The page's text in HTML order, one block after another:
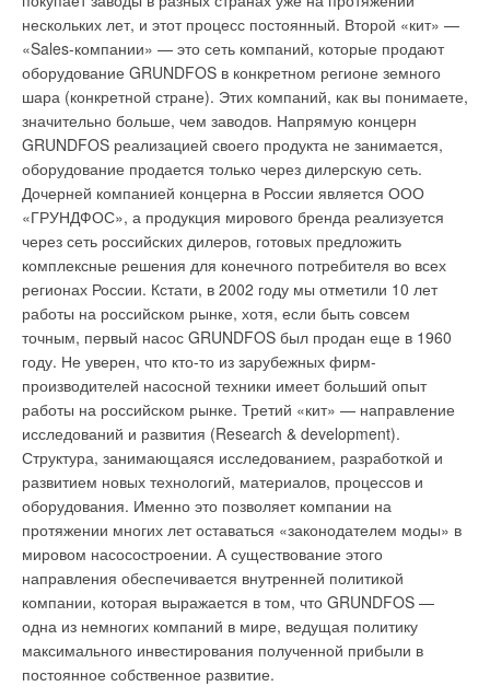
нескольких лет, и этот процесс постоянный. Второй «кит» —
«Sales-компании» — это сеть компаний, которые продают
оборудование GRUNDFOS в конкретном регионе земного
шара (конкретной стране). Этих компаний, как вы понимаете,
значительно больше, чем заводов. Напрямую концерн
GRUNDFOS реализацией своего продукта не занимается,
оборудование продается только через дилерскую сеть.
Дочерней компанией концерна в России является ООО
«ГРУНДФОС», а продукция мирового бренда реализуется
через сеть российских дилеров, готовых предложить
комплексные решения для конечного потребителя во всех
регионах России. Кстати, в 2002 году мы отметили 10 лет
работы на российском рынке, хотя, если быть совсем
точным, первый насос GRUNDFOS был продан еще в 1960
году. Не уверен, что кто-то из зарубежных фирм-
производителей насосной техники имеет больший опыт
работы на российском рынке. Третий «кит» — направление
исследований и развития (Research & development).
Структура, занимающаяся исследованием, разработкой и
развитием новых технологий, материалов, процессов и
оборудования. Именно это позволяет компании на
протяжении многих лет оставаться «законодателем моды» в
мировом насосостроении. А существование этого
направления обеспечивается внутренней политикой
компании, которая выражается в том, что GRUNDFOS —
одна из немногих компаний в мире, ведущая политику
максимального инвестирования полученной прибыли в
постоянное собственное развитие.
бойлерами серий LogaluxL, LogaluxSU и LogaluxST.
Необычные, а можно сказать и уникальные в своем роде,
котлы марки Carborobot, работающие на буром угле,
показала компания Carborobot Co. Ltd (Венгрия). Эти котлы
дают возможность постоянного, автоматически
регулируемого отопления квартир, школ, больниц, заводов,
теплиц. У котлов Carborobot уголь помещен в большой
резервуар. Его размер меняется в зависимости от типа
котла. В резервуар котлов меньшей мощности (15–40 кВт)
входит такое количество угля, которое в течение нескольких
дней обеспечивает непрерывную работу на максимальной
мощности.
У котлов большей мощности это время сокращается до 10–
20 ч. Из резервуара уголь попадает на периодически
вращающуюся колосниковую решетку, где сгорает под
контролем блока управления в автоматическом режиме.
Шлаки попадают на зольник. Размер зольника рассчитан на
принятие шлаков в количестве, возникающем при сгорании
целого резервуара угля. Горячий дымовой газ через
теплообменник подогревает воду.
Специальный вентилятор направляет дым в трубу, поэтому
тяга не влияет на работу оборудования. Даже если котел
простоял несколько дней в пассивном режиме, возгорание
происходит автоматически. Поэтому зажечь котел достаточно
лишь раз в году. Котел не требует постоянного присмотра,
только время от времени необходимо загружать уголь и
очищать котел от сажи и шлаков. Установленное качество
кондиционерами, спрашивают: почему кондиционер
потребляет 1 кВт электроэнергии, а выдавать может 3–4 кВт?
Получается, что КПД больше единицы. На самом деле,
кондиционер делит воздух на теплую и холодную части, для
чего и используется электроэнергия: в помещении воздух
охлаждается, а на улице воздух точно на такое же
количество теплоты нагревается.
Одной из основных задач кондиционеров сегодня является
сокращение электроэнергии. Как сделать работу
кондиционера более эффективной? У многих специалистов
возникала идея сделать кондиционер, работающий не по
принципу тепловой машины, а по какому-либо другому
принципу. Например, были предложения использовать
термоэлектрический эффект. Он основан на том, что если
взять два разных металла и подать к ним напряжение, то
соответственно, один проводник станет теплым, другой —
холодным. По такому принципу построены кондиционеры и
холодильники, например, автомобильные холодильники.
Однако холодопроизводительность таких машин очень
невелика, недостаточна для создания обычного
кондиционера.
В то же время «Мицубиси Электрик» не оставляет попыток
создать кондиционер, работающий по совершенно новому
принципу. Кондиционеры совершенствуются по нескольким
основным параметрам: безопасность, польза для здоровья,
уровень шума, размер, энергоэффективность.